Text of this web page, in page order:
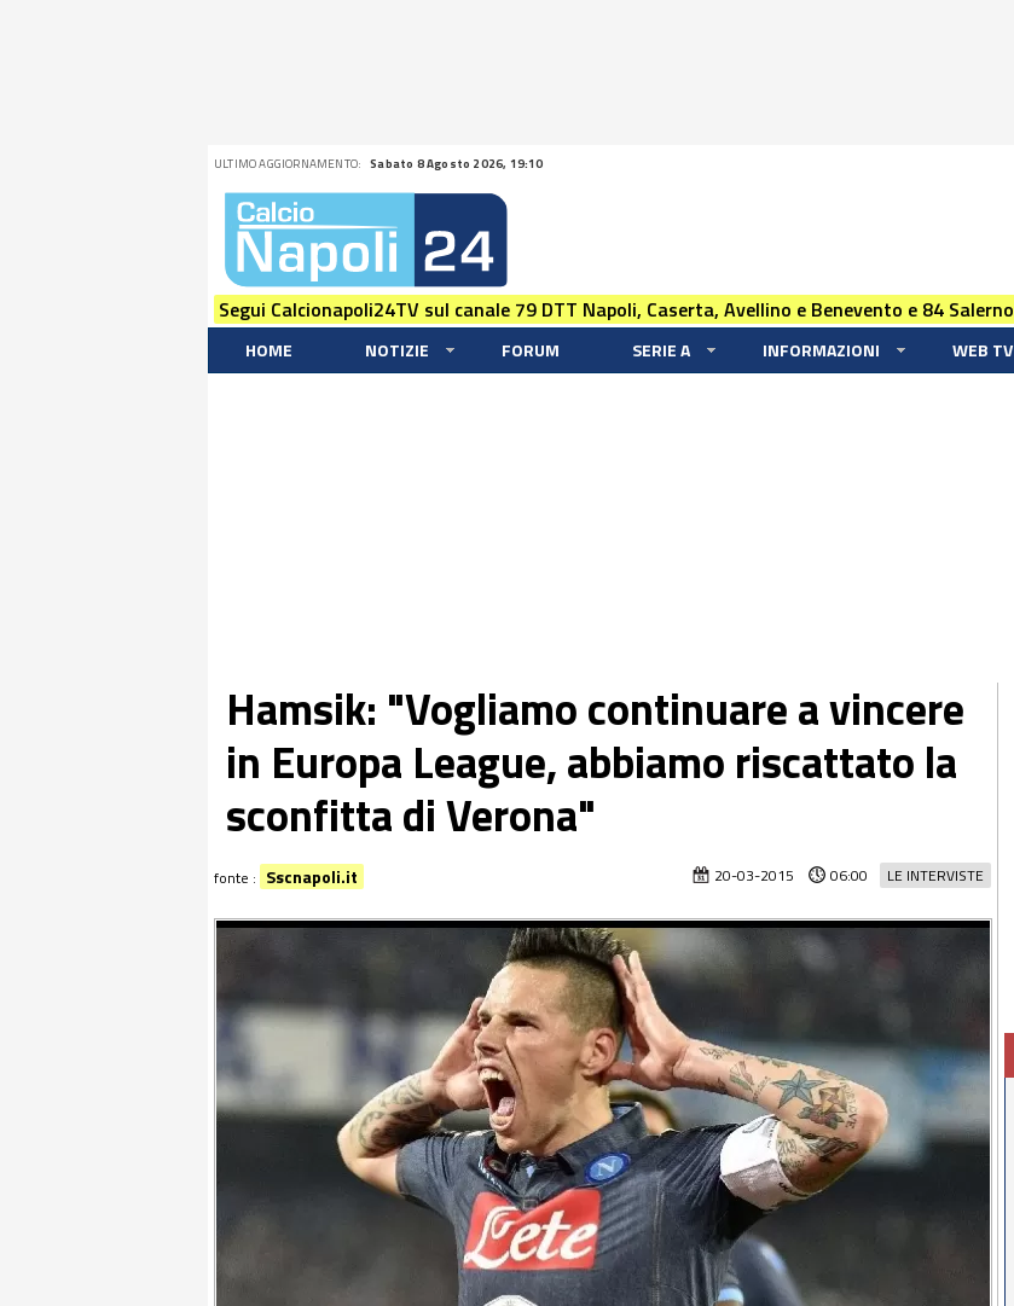
ULTIMO AGGIORNAMENTO: Sabato 8 Agosto 2026, 19:10
Segui Calcionapoli24TV sul canale 79 DTT Napoli, Caserta, Avellino e Benevento e 84 Salerno
HOME NOTIZIE FORUM SERIE A INFORMAZIONI WEB TV
Hamsik: "Vogliamo continuare a vincere
in Europa League, abbiamo riscattato la
sconfitta di Verona"
LE INTERVISTE
20-03-2015 06:00
fonte : Sscnapoli.it